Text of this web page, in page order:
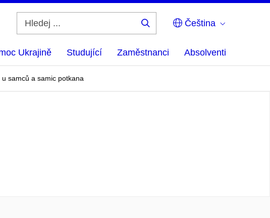
Čeština
Ukrajině Studující Zaměstnanci Absolventi
samců a samic potkana